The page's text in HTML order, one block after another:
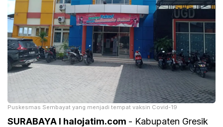
Puskesmas Sembayat yang menjadi tempat vaksin Covid-19
SURABAYA I halojatim.com - Kabupaten Gresik